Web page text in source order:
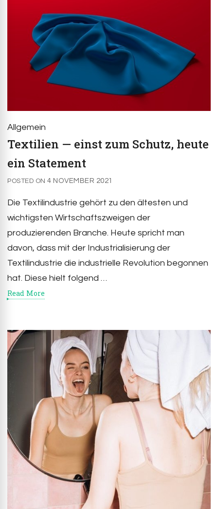
Allgemein
Textilien — einst zum Schutz, heute
ein Statement
POSTED ON 4 NOVEMBER 2021
Die Textilindustrie gehört zu den ältesten und
wichtigsten Wirtschaftszweigen der
produzierenden Branche. Heute spricht man
davon, dass mit der Industrialisierung der
Textilindustrie die industrielle Revolution begonnen
hat. Diese hielt folgend …
Read More